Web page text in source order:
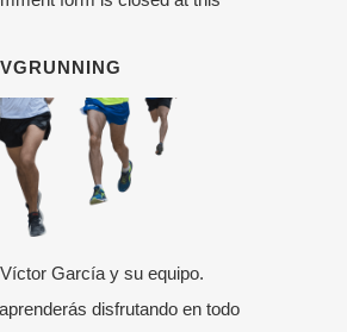
García y su equipo.
disfrutando en todo